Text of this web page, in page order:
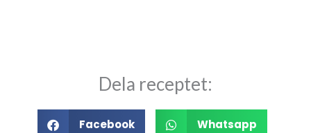
Dela receptet:
Facebook Whatsapp